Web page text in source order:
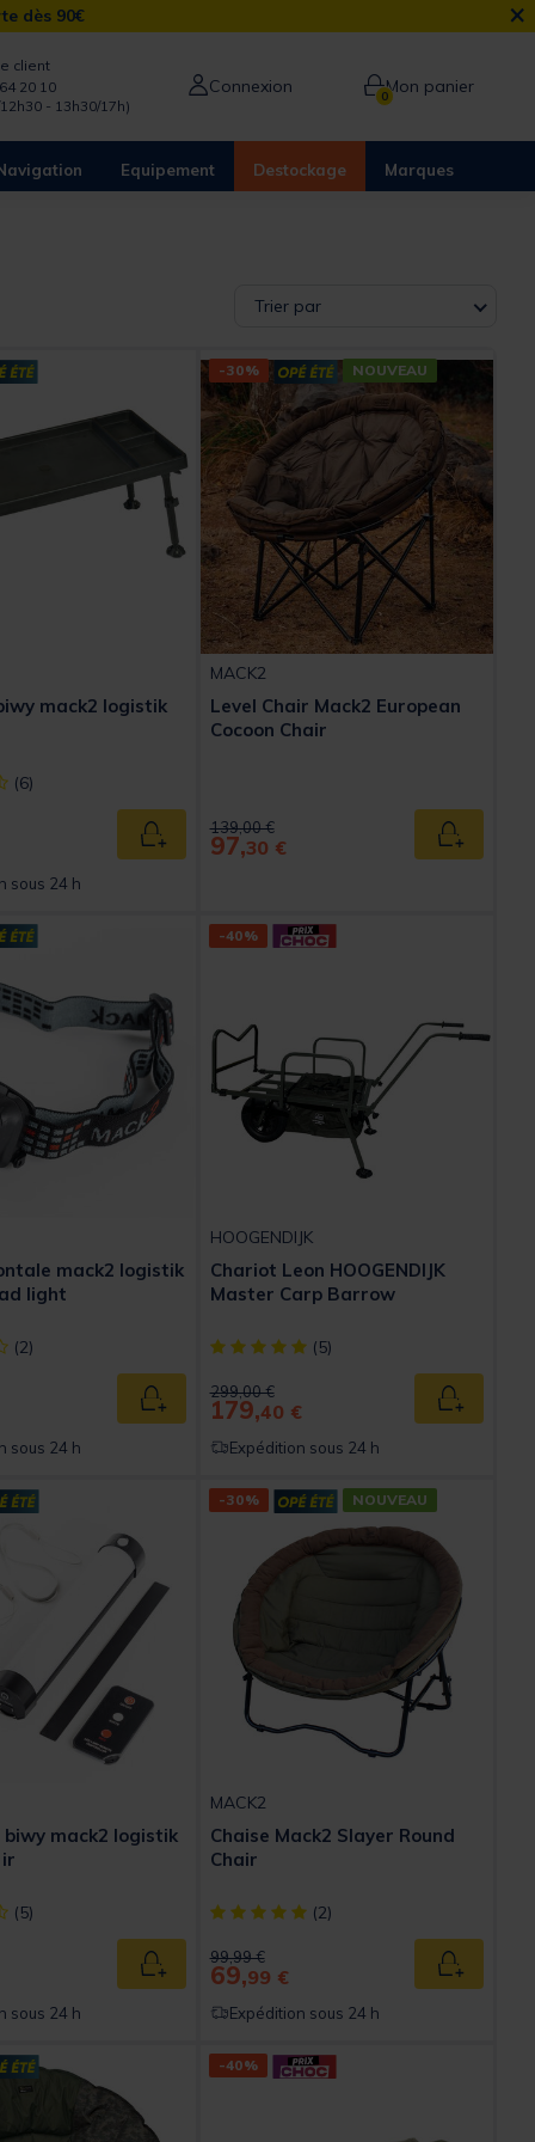
dès 90€ ×
client
20 10
- 13h30/17h)
Connexion 0Mon panier
Equipement Destockage Marques
Trier par
mack2 logistik
out of 5 Customer Rating
(6)
Ajouter au panier
sous 24 h
-30% NOUVEAU
MACK2
Level Chair Mack2 European
Cocoon Chair
Price reduced from
139,00 €to
97,30 € Ajouter
mack2 logistik
light
out of 5 Customer Rating
(2)
Ajouter au panier
sous 24 h
-40%
HOOGENDIJK
Chariot Leon HOOGENDIJK
Master Carp Barrow
[object Object] out of 5 Customer Rating
(5)
Price reduced from
299,00 €to
179,40 € Ajouter
Expédition sous 24 h
biwy mack2 logistik
out of 5 Customer Rating
(5)
Ajouter au panier
sous 24 h
-30% NOUVEAU
MACK2
Chaise Mack2 Slayer Round
Chair
[object Object] out of 5 Customer Rating
(2)
Price reduced from
99,99 €to
69,99 € Ajouter
Expédition sous 24 h
-40%